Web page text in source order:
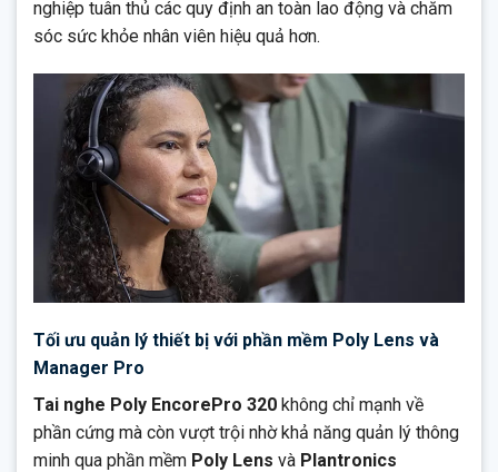
nghiệp tuân thủ các quy định an toàn lao động và chăm
sóc sức khỏe nhân viên hiệu quả hơn.
Tối ưu quản lý thiết bị với phần mềm Poly Lens và
Manager Pro
Tai nghe Poly EncorePro 320 không chỉ mạnh về
phần cứng mà còn vượt trội nhờ khả năng quản lý thông
minh qua phần mềm Poly Lens và Plantronics